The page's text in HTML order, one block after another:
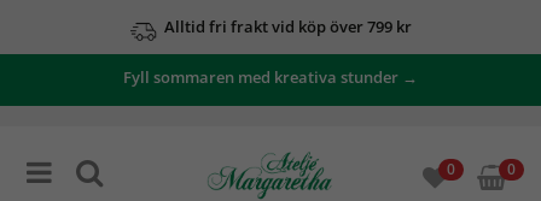
Alltid fri frakt vid köp över 799 kr
Fyll sommaren med kreativa stunder →
0 0